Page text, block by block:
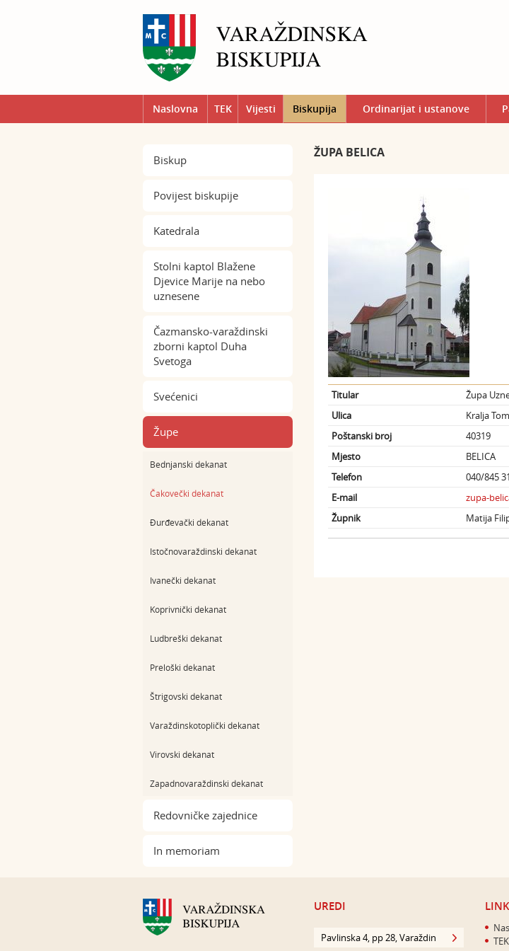
Naslovna TEK Vijesti Biskupija Ordinarijat i ustanove
Biskup
Povijest biskupije
Katedrala
Stolni kaptol Blažene
Djevice Marije na nebo
uznesene
Čazmansko-varaždinski
zborni kaptol Duha
Svetoga
Svećenici
Župe
Bednjanski dekanat
Čakovečki dekanat
Đurđevački dekanat
Istočnovaraždinski dekanat
Ivanečki dekanat
Koprivnički dekanat
Ludbreški dekanat
Preloški dekanat
Štrigovski dekanat
Varaždinskotoplički dekanat
Virovski dekanat
Zapadnovaraždinski dekanat
Redovničke zajednice
In memoriam
ŽUPA BELICA
Titular
Župa
Ulica
Kralja
Poštanski broj
40319
Mjesto
BELICA
Telefon
040/845
E-mail
zupa-
Župnik
Matija
UREDI
Pavlinska 4, pp 28, Varaždin
TEK